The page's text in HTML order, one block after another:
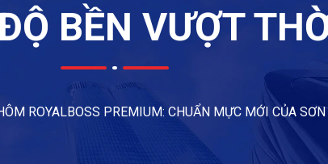
BỀN VƯỢT
ROYALBOSS PREMIUM: CHUẨN MỰC MỚI CỦA